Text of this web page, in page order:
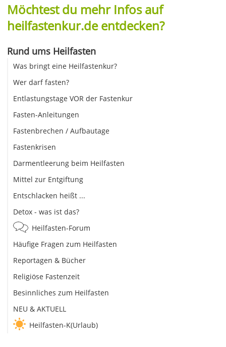
Möchtest du mehr Infos auf
heilfastenkur.de entdecken?
Rund ums Heilfasten
Was bringt eine Heilfastenkur?
Wer darf fasten?
Entlastungstage VOR der Fastenkur
Fasten-Anleitungen
Fastenbrechen / Aufbautage
Fastenkrisen
Darmentleerung beim Heilfasten
Mittel zur Entgiftung
Entschlacken heißt ...
Detox - was ist das?
Heilfasten-Forum
Häufige Fragen zum Heilfasten
Reportagen & Bücher
Religiöse Fastenzeit
Besinnliches zum Heilfasten
NEU & AKTUELL
Heilfasten-K(Urlaub)